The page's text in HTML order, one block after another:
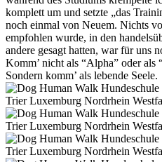
komplett um und setzte „das
noch einmal von Neuem. Nichts
empfohlen wurde, in den
andere gesagt hatten, war für uns
Komm’ nicht als “Alpha” oder als
Sondern komm’ als lebende Seele.